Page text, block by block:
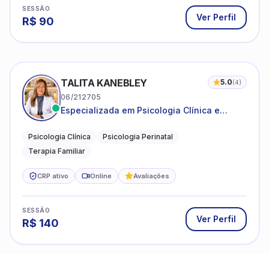
SESSÃO
R$ 90 Ver Perfil
TALITA KANEBLEY 5.0(4)
06/212705
Especializada em Psicologia Clínica e
famílias
Psicologia Clínica
Psicologia Perinatal
Terapia Familiar
CRP ativo Online Avaliações
SESSÃO
R$ 140 Ver Perfil